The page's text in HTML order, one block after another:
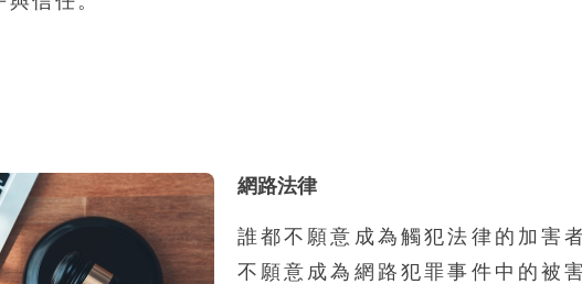
網路法律
誰都不願意成為觸犯法律的加害
不願意成為網路犯罪事件中的被